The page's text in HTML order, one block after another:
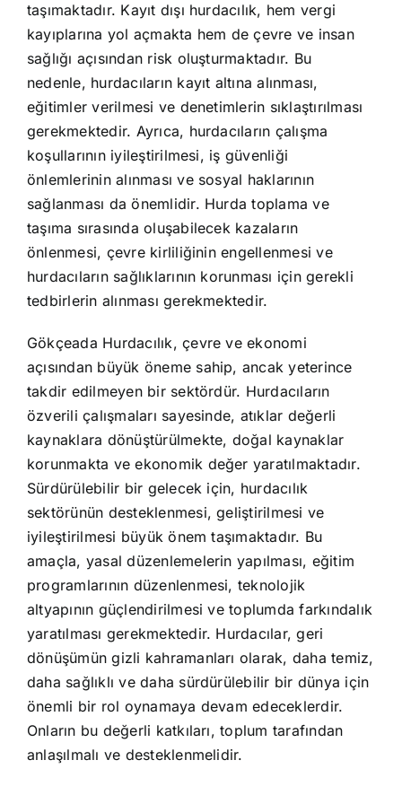
taşımaktadır. Kayıt dışı hurdacılık, hem vergi
kayıplarına yol açmakta hem de çevre ve insan
sağlığı açısından risk oluşturmaktadır. Bu
nedenle, hurdacıların kayıt altına alınması,
eğitimler verilmesi ve denetimlerin sıklaştırılması
gerekmektedir. Ayrıca, hurdacıların çalışma
koşullarının iyileştirilmesi, iş güvenliği
önlemlerinin alınması ve sosyal haklarının
sağlanması da önemlidir. Hurda toplama ve
taşıma sırasında oluşabilecek kazaların
önlenmesi, çevre kirliliğinin engellenmesi ve
hurdacıların sağlıklarının korunması için gerekli
tedbirlerin alınması gerekmektedir.
Gökçeada Hurdacılık, çevre ve ekonomi
açısından büyük öneme sahip, ancak yeterince
takdir edilmeyen bir sektördür. Hurdacıların
özverili çalışmaları sayesinde, atıklar değerli
kaynaklara dönüştürülmekte, doğal kaynaklar
korunmakta ve ekonomik değer yaratılmaktadır.
Sürdürülebilir bir gelecek için, hurdacılık
sektörünün desteklenmesi, geliştirilmesi ve
iyileştirilmesi büyük önem taşımaktadır. Bu
amaçla, yasal düzenlemelerin yapılması, eğitim
programlarının düzenlenmesi, teknolojik
altyapının güçlendirilmesi ve toplumda farkındalık
yaratılması gerekmektedir. Hurdacılar, geri
dönüşümün gizli kahramanları olarak, daha temiz,
daha sağlıklı ve daha sürdürülebilir bir dünya için
önemli bir rol oynamaya devam edeceklerdir.
Onların bu değerli katkıları, toplum tarafından
anlaşılmalı ve desteklenmelidir.